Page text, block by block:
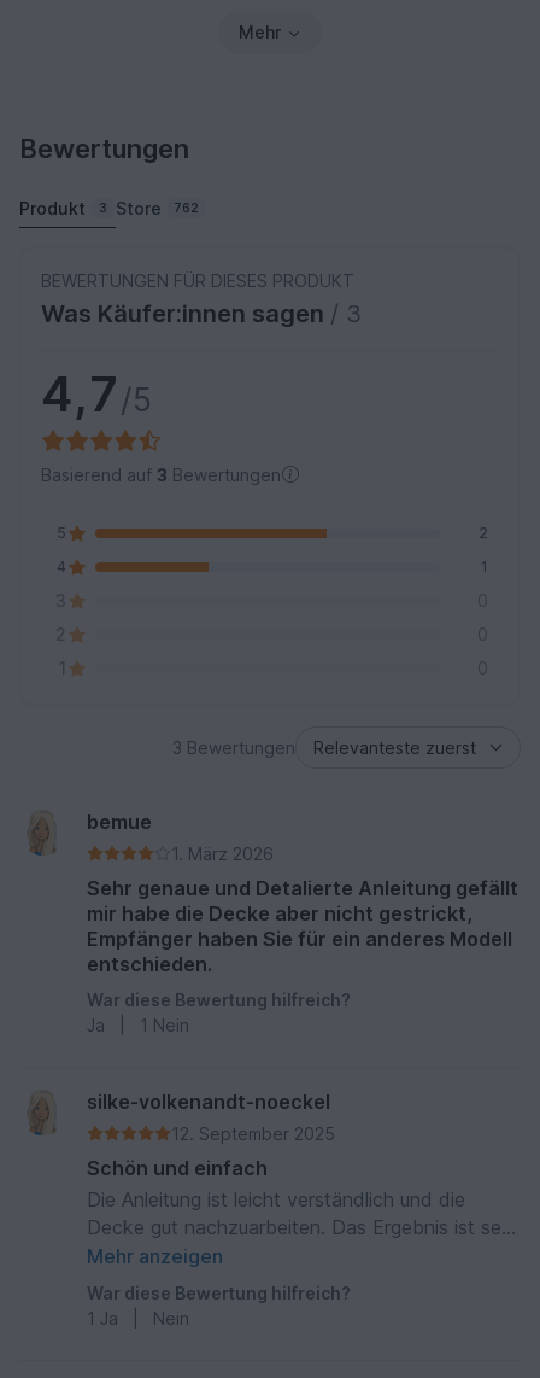
Mehr
Bewertungen
Produkt 3 Store 762
BEWERTUNGEN FÜR DIESES PRODUKT
Was Käufer:innen sagen / 3
4,7/5
Basierend auf 3 Bewertungen
5
2
4
1
3
0
2
0
1
0
3 Bewertungen
bemue
1. März 2026
Sehr genaue und Detalierte Anleitung gefällt
mir habe die Decke aber nicht gestrickt,
Empfänger haben Sie für ein anderes Modell
entschieden.
War diese Bewertung hilfreich?
Ja
1 Nein
silke-volkenandt-noeckel
12. September 2025
Schön und einfach
Die Anleitung ist leicht verständlich und die
Decke gut nachzuarbeiten. Das Ergebnis ist sehr
schön geworden.
Mehr anzeigen
War diese Bewertung hilfreich?
1 Ja Nein